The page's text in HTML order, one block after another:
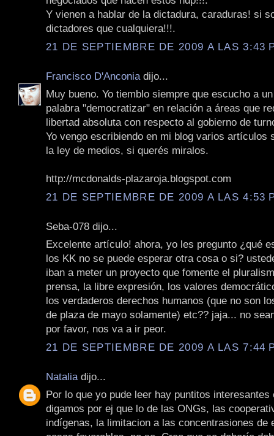
Y vienen a hablar de la dictadura, caraduras! si
dictadores que cualquiera!!!.
21 DE SEPTIEMBRE DE 2009 A LAS 3:43
Francisco D'Anconia dijo...
Muy bueno. Yo tiemblo siempre que escucho a
palabra "democratizar" en relación a áreas que
libertad absoluta con respecto al gobierno de
Yo vengo escribiendo en mi blog varios artículos
la ley de medios, si querés miralos.
http://mcdonalds-plazaroja.blogspot.com
21 DE SEPTIEMBRE DE 2009 A LAS 4:53
Seba-078 dijo...
Excelente artículo! ahora, yo les pregunto ¿qué
los KK no se puede esperar otra cosa o si?
iban a meter un proyecto que fomente el
prensa, la libre expresión, los valores
los verdaderos derechos humanos (que no son
de plaza de mayo solamente) etc?? jaja... no
por favor, nos va a ir peor.
21 DE SEPTIEMBRE DE 2009 A LAS 7:44
Natalia dijo...
Por lo que yo pude leer hay puntitos interesantes
digamos por ej que lo de las ONGs, las
indígenas, la limitacion a las concentrasiones de